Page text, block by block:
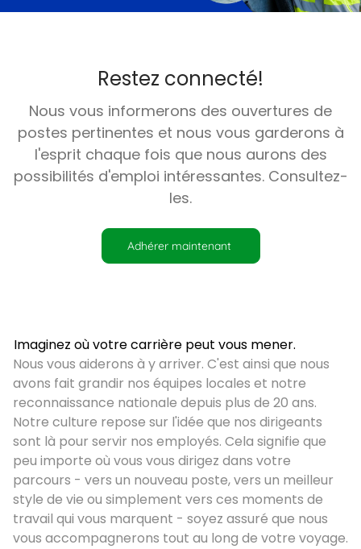
Restez connecté!
Nous vous informerons des ouvertures de
postes pertinentes et nous vous garderons à
l'esprit chaque fois que nous aurons des
possibilités d'emploi intéressantes. Consultez-
les.
Adhérer maintenant
Imaginez où votre carrière peut vous mener.
Nous vous aiderons à y arriver. C'est ainsi que nous
avons fait grandir nos équipes locales et notre
reconnaissance nationale depuis plus de 20 ans.
Notre culture repose sur l'idée que nos dirigeants
sont là pour servir nos employés. Cela signifie que
peu importe où vous vous dirigez dans votre
parcours - vers un nouveau poste, vers un meilleur
style de vie ou simplement vers ces moments de
travail qui vous marquent - soyez assuré que nous
vous accompagnerons tout au long de votre voyage.